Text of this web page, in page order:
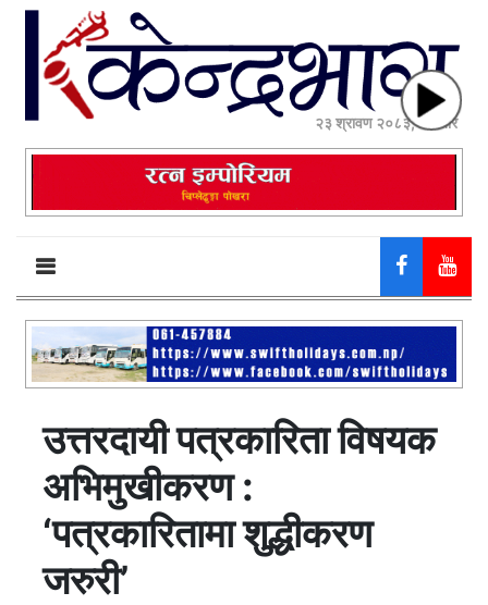
२३ श्रावण २०८३, शनिबार
उत्तरदायी पत्रकारिता विषयक
अभिमुखीकरण :
‘पत्रकारितामा शुद्धीकरण
जरुरी’